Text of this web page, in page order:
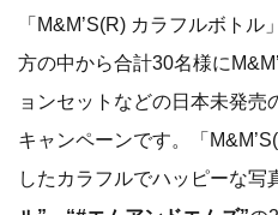
「M&M’S(R) カラフルボト
方の中から合計30名様に
ョンセットなどの日本未発売
キャンペーンです。「
したカラフルでハッピーな写